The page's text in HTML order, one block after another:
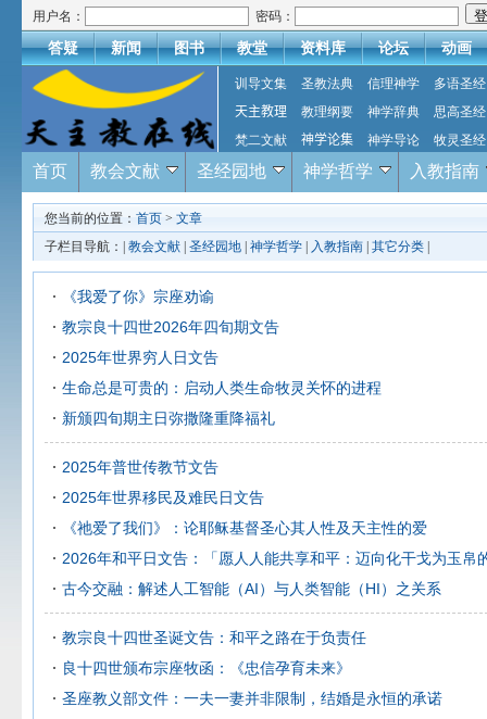
用户名： 密码：
答疑 新闻 图书 教堂 资料库 论坛 动画
训导文集 圣教法典 信理神学
多语圣经
天主教理
教理纲要 神学辞典
思高圣经
梵二文献
神学论集 神学导论 牧灵圣经
首页 教会文献 圣经园地 神学哲学 入教指南
您当前的位置： 首页 > 文章
子栏目导航：| 教会文献 圣经园地 神学哲学 入教指南 其它分类
《我爱了你》宗座劝谕
教宗良十四世2026年四旬期文告
2025年世界穷人日文告
生命总是可贵的：启动人类生命牧灵关怀的进程
新颁四旬期主日弥撒隆重降福礼
2025年普世传教节文告
2025年世界移民及难民日文告
《祂爱了我们》：论耶稣基督圣心其人性及天主性的爱
2026年和平日文告：「愿人人能共享和平：迈向化干戈为玉帛
古今交融：解述人工智能（AI）与人类智能（HI）之关系
教宗良十四世圣诞文告：和平之路在于负责任
良十四世颁布宗座牧函：《忠信孕育未来》
圣座教义部文件：一夫一妻并非限制，结婚是永恒的承诺